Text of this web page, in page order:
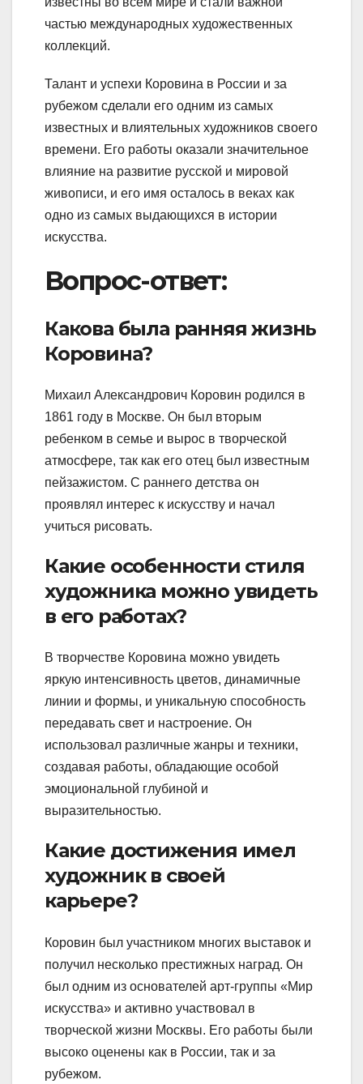
частью международных художественных
коллекций.
Талант и успехи Коровина в России и за
рубежом сделали его одним из самых
известных и влиятельных художников своего
времени. Его работы оказали значительное
влияние на развитие русской и мировой
живописи, и его имя осталось в веках как
одно из самых выдающихся в истории
искусства.
Вопрос-ответ:
Какова была ранняя жизнь
Коровина?
Михаил Александрович Коровин родился в
1861 году в Москве. Он был вторым
ребенком в семье и вырос в творческой
атмосфере, так как его отец был известным
пейзажистом. С раннего детства он
проявлял интерес к искусству и начал
учиться рисовать.
Какие особенности стиля
художника можно увидеть
в его работах?
В творчестве Коровина можно увидеть
яркую интенсивность цветов, динамичные
линии и формы, и уникальную способность
передавать свет и настроение. Он
использовал различные жанры и техники,
создавая работы, обладающие особой
эмоциональной глубиной и
выразительностью.
Какие достижения имел
художник в своей
карьере?
Коровин был участником многих выставок и
получил несколько престижных наград. Он
был одним из основателей арт-группы «Мир
искусства» и активно участвовал в
творческой жизни Москвы. Его работы были
высоко оценены как в России, так и за
рубежом.